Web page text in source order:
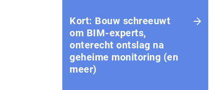
Kort: Bouw schreeuwt
om BIM-experts,
onterecht ontslag na
geheime monitoring (en
meer)